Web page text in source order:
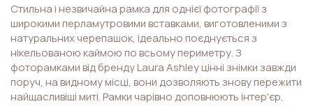
Стильна і незвичайна рамка для однієї фотографії з
широкими перламутровими вставками, виготовленими з
натуральних черепашок, ідеально поєднується з
нікельованою каймою по всьому периметру. З
фоторамками від бренду Laura Ashley цінні знімки завжди
поруч, на видному місці, вони дозволяють знову пережити
найщасливіші миті. Рамки чарівно доповнюють інтер'єр,